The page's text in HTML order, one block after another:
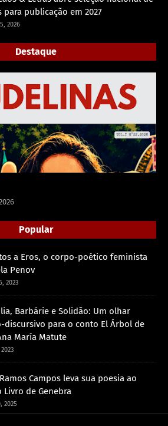
para publicação em 2027
2026
Destaque
Popular
a Eros, o corpo-poético feminista
Penov
2023
Barbárie e Solidão: Um olhar
discursivo para o conto El Árbol de
María Matute
Campos leva sua poesia ao
Livro de Genebra
2025